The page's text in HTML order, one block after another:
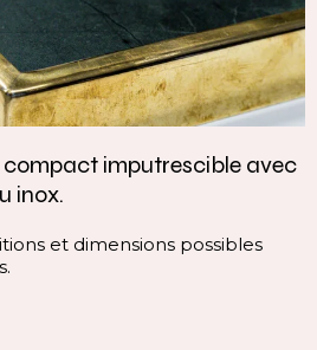
imputrescible avec
inox.
et dimensions possibles